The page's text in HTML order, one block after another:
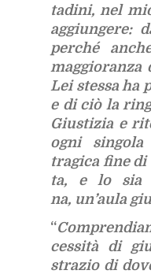
ta­di­ni, nel
ag­giun­ge­re:
per­ché
mag­gio­ran­za
Lei stes­sa ha
e di ciò la
Giu­sti­zia e
ogni sin­go­la
tra­gi­ca fine
ta, e lo sia
na, un’au­la
“
ces­si­tà di
stra­zio di